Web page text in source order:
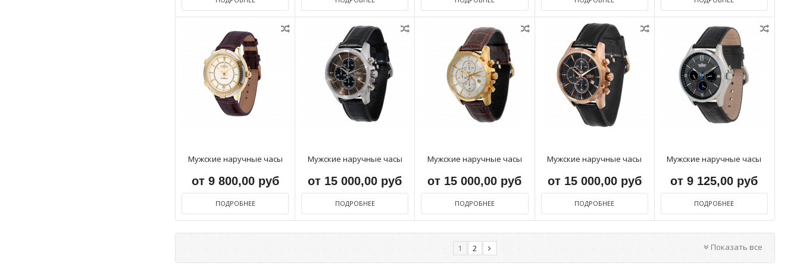
Мужские наручные часы
от 9 800,00 руб
ПОДРОБНЕЕ
Мужские наручные часы
от 15 000,00 руб
ПОДРОБНЕЕ
Мужские наручные часы
от 15 000,00 руб
ПОДРОБНЕЕ
Мужские наручные часы
от 15 000,00 руб
ПОДРОБНЕЕ
Мужские наручные часы
от 9 125,00 руб
ПОДРОБНЕЕ
Показать все
1 2